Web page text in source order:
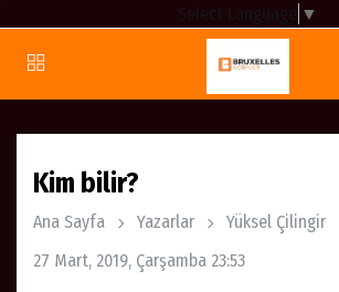
▼
Kim bilir?
Ana Sayfa Yazarlar
Yüksel Çilingir
27 Mart, 2019, Çarşamba 23:53